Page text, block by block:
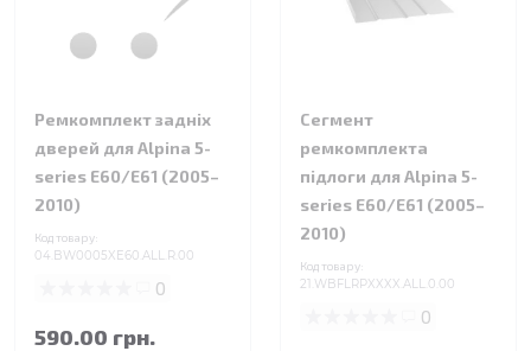
Ремкомплект задніх
дверей для Alpina 5-
series E60/E61 (2005–
2010)
Код товару:
04.BW0005XE60.ALL.R.00
0
590.00 грн.
Сегмент
ремкомплекта
підлоги для Alpina 5-
series E60/E61 (2005–
2010)
Код товару:
21.WBFLRPXXXX.ALL.0.00
0